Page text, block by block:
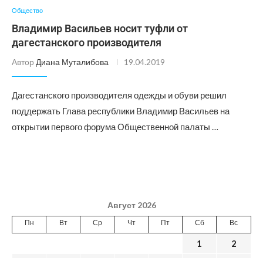
Общество
Владимир Васильев носит туфли от
дагестанского производителя
Автор Диана Муталибова 19.04.2019
Дагестанского производителя одежды и обуви решил
поддержать Глава республики Владимир Васильев на
открытии первого форума Общественной палаты …
Август 2026
Пн Вт Ср Чт Пт Сб Вс
1
2